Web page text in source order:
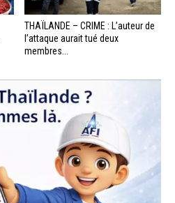
THAÏLANDE – CRIME : L’auteur de
l’attaque aurait tué deux
membres...